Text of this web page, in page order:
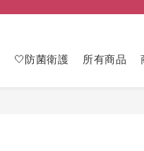
🤍防菌衛護 所有商品